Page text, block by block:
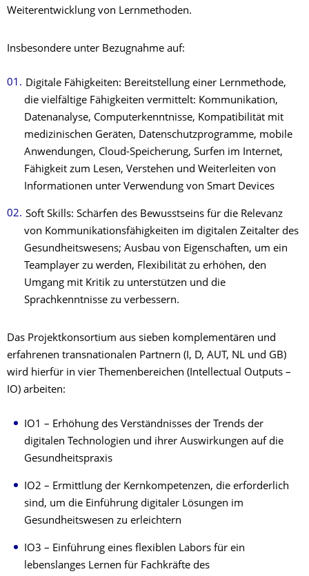
Weiterentwicklung von Lernmethoden.
Insbesondere unter Bezugnahme auf:
Digitale Fähigkeiten: Bereitstellung einer Lernmethode,
die vielfältige Fähigkeiten vermittelt: Kommunikation,
Datenanalyse, Computerkenntnisse, Kompatibilität mit
medizinischen Geräten, Datenschutzprogramme, mobile
Anwendungen, Cloud-Speicherung, Surfen im Internet,
Fähigkeit zum Lesen, Verstehen und Weiterleiten von
Informationen unter Verwendung von Smart Devices
Soft Skills: Schärfen des Bewusstseins für die Relevanz
von Kommunikationsfähigkeiten im digitalen Zeitalter des
Gesundheitswesens; Ausbau von Eigenschaften, um ein
Teamplayer zu werden, Flexibilität zu erhöhen, den
Umgang mit Kritik zu unterstützen und die
Sprachkenntnisse zu verbessern.
Das Projektkonsortium aus sieben komplementären und
erfahrenen transnationalen Partnern (I, D, AUT, NL und GB)
wird hierfür in vier Themenbereichen (Intellectual Outputs –
IO) arbeiten:
IO1 – Erhöhung des Verständnisses der Trends der
digitalen Technologien und ihrer Auswirkungen auf die
Gesundheitspraxis
IO2 – Ermittlung der Kernkompetenzen, die erforderlich
sind, um die Einführung digitaler Lösungen im
Gesundheitswesen zu erleichtern
IO3 – Einführung eines flexiblen Labors für ein
lebenslanges Lernen für Fachkräfte des